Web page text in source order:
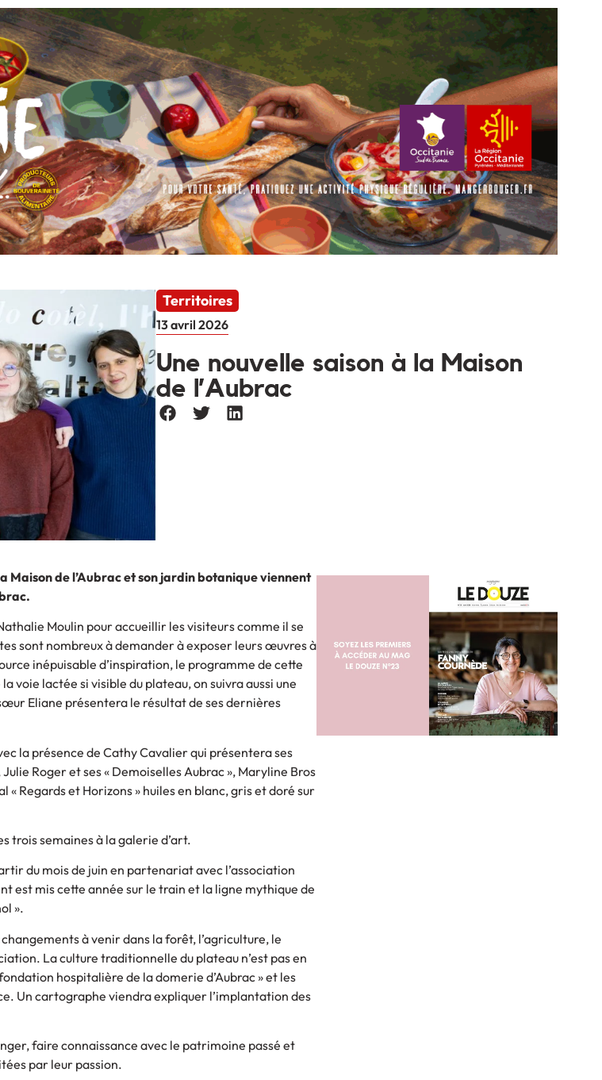
Territoires
13 avril 2026
Une nouvelle saison à la Maison
de l’Aubrac
Maison de l’Aubrac et son jardin botanique viennent
Moulin pour accueillir les visiteurs comme il se
sont nombreux à demander à exposer leurs œuvres à
inépuisable d’inspiration, le programme de cette
voie lactée si visible du plateau, on suivra aussi une
Eliane présentera le résultat de ses dernières
la présence de Cathy Cavalier qui présentera ses
Roger et ses « Demoiselles Aubrac », Maryline Bros
« Regards et Horizons » huiles en blanc, gris et doré sur
trois semaines à la galerie d’art.
du mois de juin en partenariat avec l’association
est mis cette année sur le train et la ligne mythique de
».
à venir dans la forêt, l’agriculture, le
La culture traditionnelle du plateau n’est pas en
hospitalière de la domerie d’Aubrac » et les
Un cartographe viendra expliquer l’implantation des
faire connaissance avec le patrimoine passé et
par leur passion.